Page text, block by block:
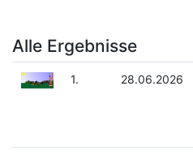
Alle Ergebnisse
1. 28.06.2026